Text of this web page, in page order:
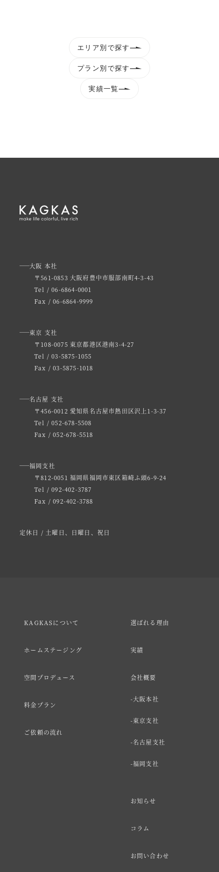
エリア別で探す
プラン別で探す
実績一覧
大阪 本社
〒561-0853 大阪府豊中市服部南町4-3-43
Tel / 06-6864-0001
Fax / 06-6864-9999
東京 支社
〒108-0075 東京都港区港南3-4-27
Tel / 03-5875-1055
Fax / 03-5875-1018
名古屋 支社
〒456-0012 愛知県名古屋市熱田区沢上1-3-37
Tel / 052-678-5508
Fax / 052-678-5518
福岡支社
〒812-0051 福岡県福岡市東区箱崎ふ頭6-9-24
Tel / 092-402-3787
Fax / 092-402-3788
定休日 / 土曜日、日曜日、祝日
KAGKASについて
ホームステージング
空間プロデュース
料金プラン
ご依頼の流れ
選ばれる理由
実績
会社概要
大阪本社
東京支社
名古屋支社
福岡支社
お知らせ
コラム
お問い合わせ